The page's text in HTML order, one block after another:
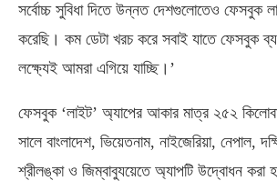
সর্বোচ্চ সুবিধা দিতে উন্নত দেশগুলোতেও ফেসবুক
করেছি। কম ডেটা খরচ করে সবাই যাতে ফেসবুক
লক্ষ্যেই আমরা এগিয়ে যাচ্ছি।’
ফেসবুক ‘লাইট’ অ্যাপের আকার মাত্র ২৫২
সালে বাংলাদেশ, ভিয়েতনাম, নাইজেরিয়া, নেপাল,
শ্রীলঙ্কা ও জিম্বাবুযয়েতে অ্যাপটি উদ্বোধন